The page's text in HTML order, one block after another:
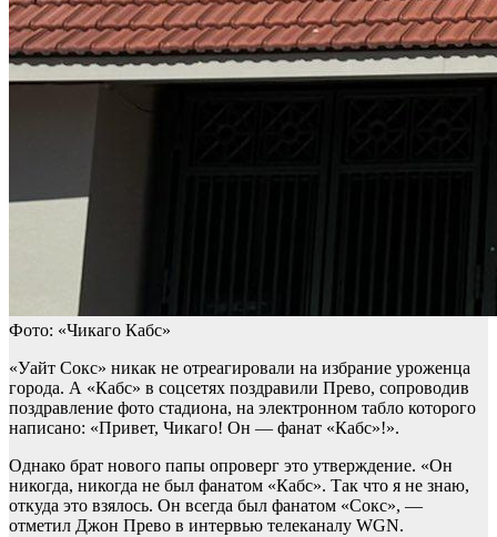
Фото: «Чикаго Кабс»
«Уайт Сокс» никак не отреагировали на избрание уроженца
города. А «Кабс» в соцсетях поздравили Прево, сопроводив
поздравление фото стадиона, на электронном табло которого
написано: «Привет, Чикаго! Он — фанат «Кабс»!».
Однако брат нового папы опроверг это утверждение. «Он
никогда, никогда не был фанатом «Кабс». Так что я не знаю,
откуда это взялось. Он всегда был фанатом «Сокс», —
отметил Джон Прево в интервью телеканалу WGN.